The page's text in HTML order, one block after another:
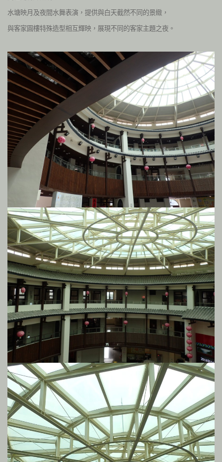
水塘映月及夜間水舞表演，提供與白天截然不同的景緻，
與客家圓樓特殊造型相互輝映，展現不同的客家主題之夜。